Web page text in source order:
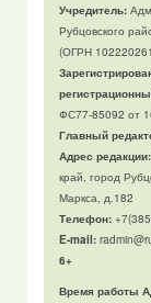
Учредитель:
Рубцовского
(ОГРН
ФС77-85092 от
Главный
Адрес редакции:
край, город
Маркса, д.182
Телефон:
E-mail:
6+
Время работы